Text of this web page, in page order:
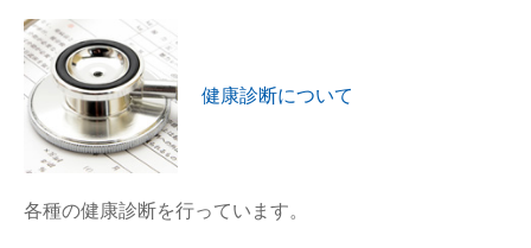
健康診断について
各種の健康診断を行っています。